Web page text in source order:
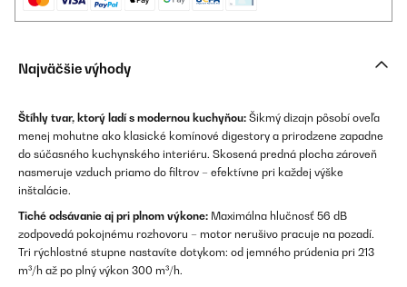
Najväčšie výhody
Štíhly tvar, ktorý ladí s modernou kuchyňou: Šikmý dizajn pôsobí oveľa
menej mohutne ako klasické komínové digestory a prirodzene zapadne
do súčasného kuchynského interiéru. Skosená predná plocha zároveň
nasmeruje vzduch priamo do filtrov – efektívne pri každej výške
inštalácie.
Tiché odsávanie aj pri plnom výkone: Maximálna hlučnosť 56 dB
zodpovedá pokojnému rozhovoru – motor nerušivo pracuje na pozadí.
Tri rýchlostné stupne nastavíte dotykom: od jemného prúdenia pri 213
m³/h až po plný výkon 300 m³/h.